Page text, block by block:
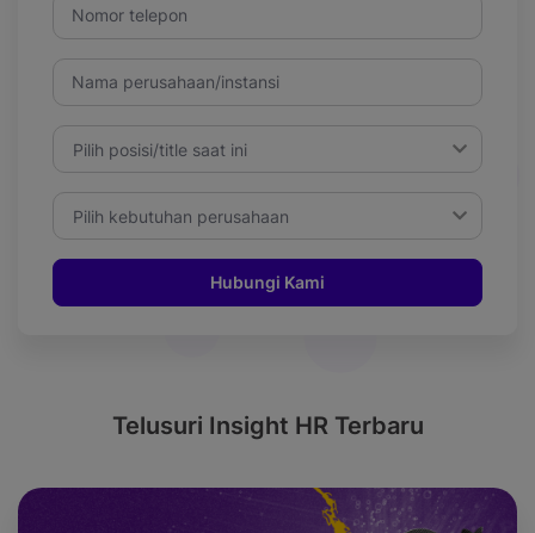
Nomor telepon
Nama perusahaan/instansi
Pilih posisi/title saat ini
Pilih kebutuhan perusahaan
Hubungi Kami
Telusuri Insight HR Terbaru